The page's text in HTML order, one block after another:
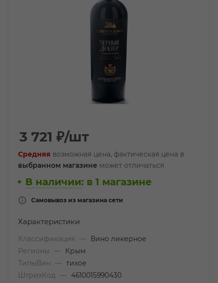
3 721 ₽/шт
Средняя возможная цена, фактическая цена в
выбранном магазине может отличаться
В наличии: в 1 магазине
Самовывоз из магазина сети
Характеристики
Классификация —
Вино ликерное
Регионы
—
Крым
ТипыВин
— тихое
ШтрихКод
— 4610015990430